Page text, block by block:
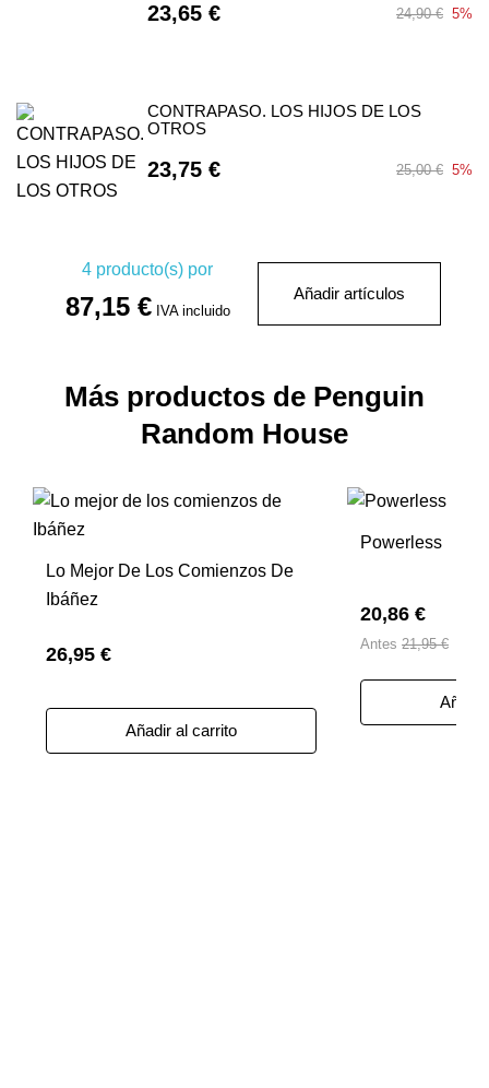
23,65 € 24,90 € 5%
CONTRAPASO. LOS HIJOS DE LOS
OTROS
23,75 € 25,00 € 5%
4 producto(s) por
87,15 € IVA incluido
Añadir artículos
Más productos de Penguin
Random House
Lo Mejor De Los Comienzos De
Ibáñez
26,95 €
Añadir al carrito
Powerless
20,86 €
Antes 21,95 €